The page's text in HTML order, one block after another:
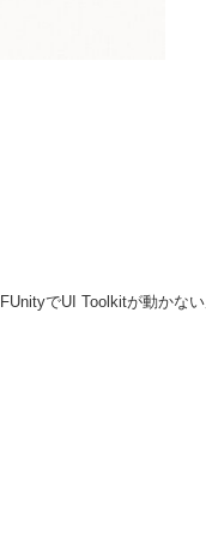
FUnityでUI Toolkitが動かな